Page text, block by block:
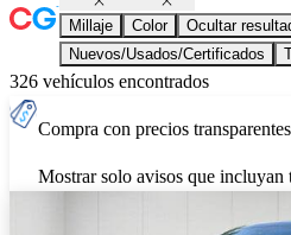
Millaje Color
Ocultar
Nuevos/Usados/Certificados
326 vehículos encontrados
Compra con precios
Mostrar solo avisos que incluyan